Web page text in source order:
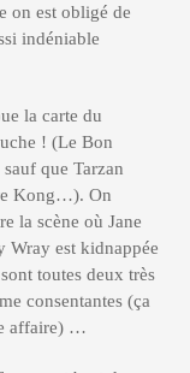
on est obligé de
indéniable
la carte du
! (Le Bon
que Tarzan
Kong…). On
la scène où Jane
Wray est kidnappée
toutes deux très
consentantes (ça
affaire) …